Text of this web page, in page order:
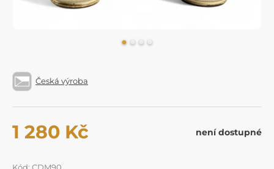
Česká výroba
1 280 Kč není dostupné